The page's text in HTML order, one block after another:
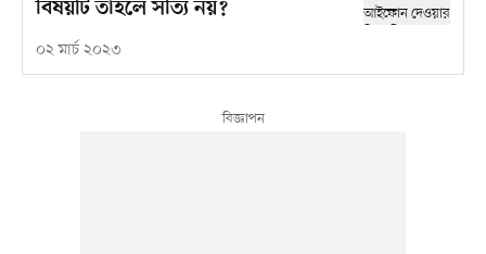
বিষয়টি তাহলে সত্যি নয়?
০২ মার্চ ২০২৩